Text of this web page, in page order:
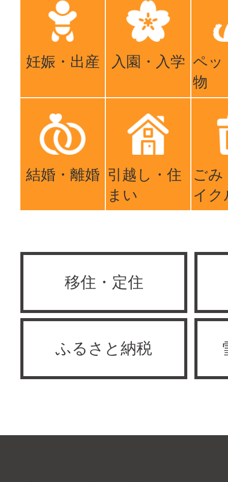
妊娠・出産 入園・入学 ペッ
物
結婚・離婚 引越し・住
まい
ごみ
イク
移住・定住
ふるさと納税